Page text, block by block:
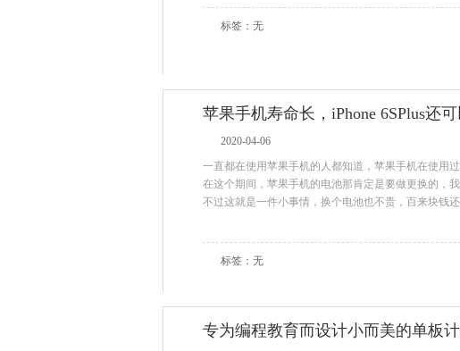
标签：无
苹果手机寿命长，iPhone 6SPlus还
2020-04-06
一直都在使用苹果手机的人都知道，苹果手机在使用
在这个期间，苹果手机的电池那肯定是要做更换的，
不过这就是一件小事情，换个电池也不贵，百来块钱还
标签：无
专为编程教育而设计小而美的单板